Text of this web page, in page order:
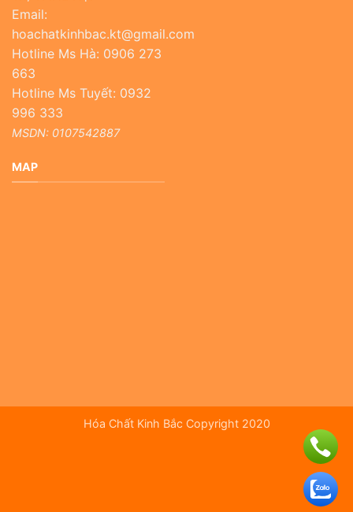
Email:
hoachatkinhbac.kt@gmail.com
Hotline Ms Hà: 0906 273
663
Hotline Ms Tuyết: 0932
996 333
MSDN: 0107542887
MAP
Hóa Chất Kinh Bắc Copyright 2020